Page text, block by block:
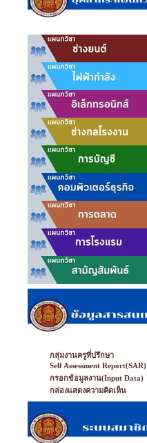
กลุ่มงานครูที่ปรึกษา
Self Assessment Report(SAR)
กรอกข้อมูลงาน(Input Data)
กล่องแสดงความคิดเห็น